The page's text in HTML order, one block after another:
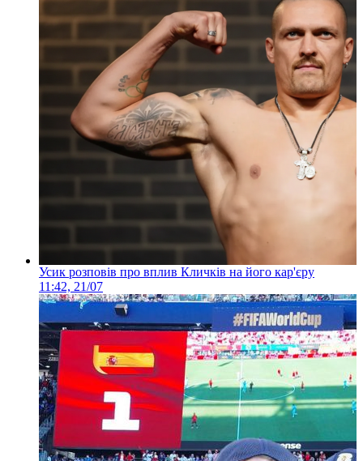
Усик розповів про вплив Кличків на його кар'єру
11:42, 21/07